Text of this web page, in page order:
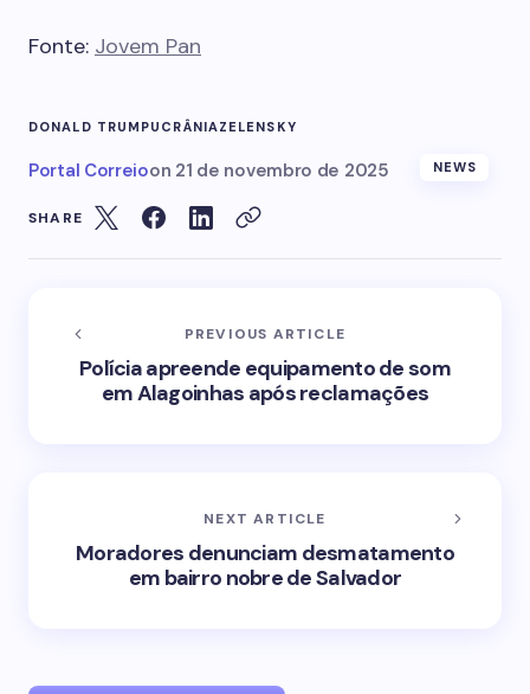
Fonte: Jovem Pan
DONALD TRUMPUCRÂNIAZELENSKY
Portal Correioon 21 de novembro de 2025 NEWS
SHARE
PREVIOUS ARTICLE
Polícia apreende equipamento de som
em Alagoinhas após reclamações
NEXT ARTICLE
Moradores denunciam desmatamento
em bairro nobre de Salvador